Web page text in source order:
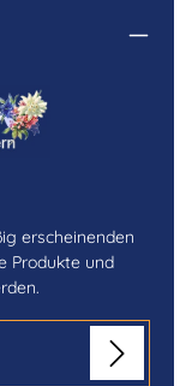
erscheinenden
Produkte und